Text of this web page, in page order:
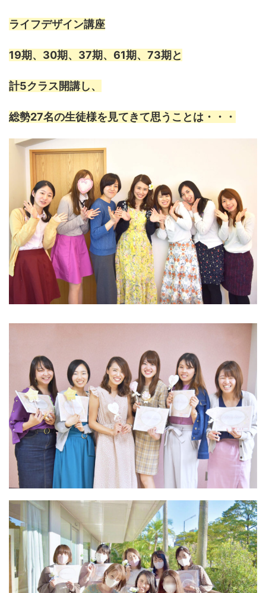
ライフデザイン講座
19期、30期、37期、61期、73期と
計5クラス開講し、
総勢27名の生徒様を見てきて思うことは・・・